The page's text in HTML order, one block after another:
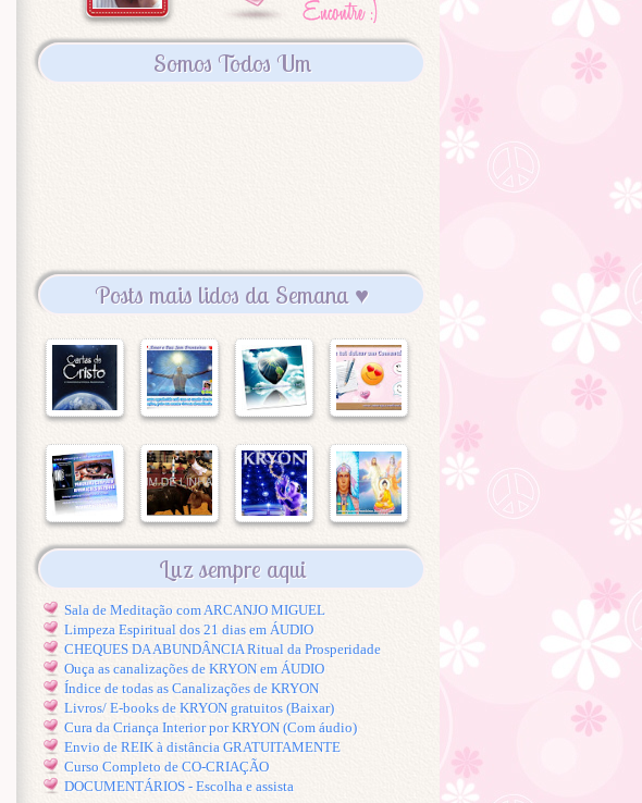
Somos Todos Um
Posts mais lidos da Semana ♥
Luz sempre aqui
Sala de Meditação com ARCANJO MIGUEL
Limpeza Espiritual dos 21 dias em ÁUDIO
CHEQUES DA ABUNDÂNCIA Ritual da Prosperidade
Ouça as canalizações de KRYON em ÁUDIO
Índice de todas as Canalizações de KRYON
Livros/ E-books de KRYON gratuitos (Baixar)
Cura da Criança Interior por KRYON (Com áudio)
Envio de REIK à distância GRATUITAMENTE
Curso Completo de CO-CRIAÇÃO
DOCUMENTÁRIOS - Escolha e assista